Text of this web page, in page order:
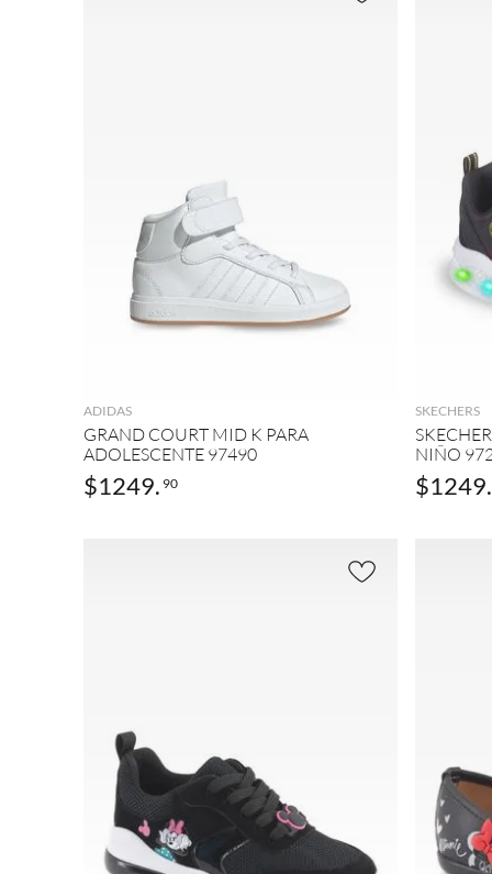
ADIDAS
GRAND COURT MID K PARA
ADOLESCENTE 97490
$1249. 90
SKECHERS
NIÑO
$1249.